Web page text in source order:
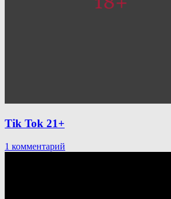
Tik Tok 21+
1 комментарий